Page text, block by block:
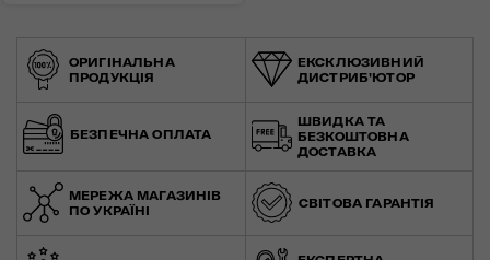
ОРИГІНАЛЬНА
ПРОДУКЦІЯ
ЕКСКЛЮЗИВНИЙ
ДИСТРИБ'ЮТОР
БЕЗПЕЧНА ОПЛАТА
ШВИДКА ТА
БЕЗКОШТОВНА
ДОСТАВКА
МЕРЕЖА МАГАЗИНІВ
ПО УКРАЇНІ
СВІТОВА ГАРАНТІЯ